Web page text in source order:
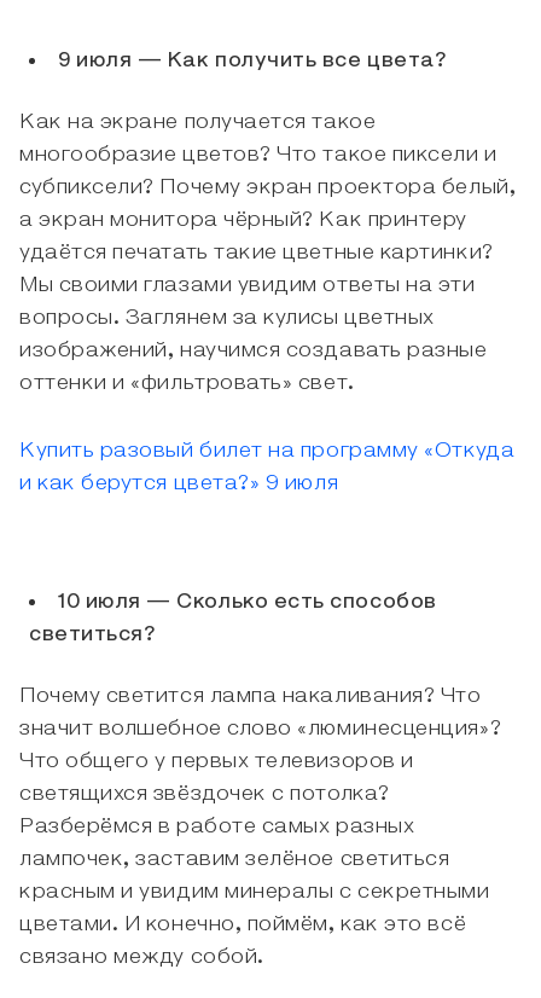
9 июля — Как получить все цвета?
Как на экране получается такое
многообразие цветов? Что такое пиксели и
субпиксели? Почему экран проектора белый,
а экран монитора чёрный? Как принтеру
удаётся печатать такие цветные картинки?
Мы своими глазами увидим ответы на эти
вопросы. Заглянем за кулисы цветных
изображений, научимся создавать разные
оттенки и «фильтровать» свет.
Купить разовый билет на программу «Откуда
и как берутся цвета?» 9 июля
10 июля — Сколько есть способов
светиться?
Почему светится лампа накаливания? Что
значит волшебное слово «люминесценция»?
Что общего у первых телевизоров и
светящихся звёздочек с потолка?
Разберёмся в работе самых разных
лампочек, заставим зелёное светиться
красным и увидим минералы с секретными
цветами. И конечно, поймём, как это всё
связано между собой.